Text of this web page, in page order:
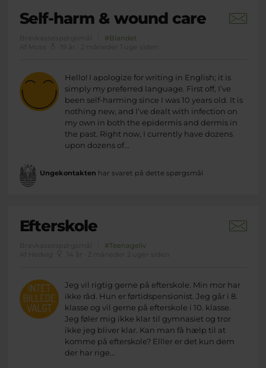
Self-harm & wound care
Brevkassespørgsmål
#Blandet
Af Moss
Hello! I apologize for writing in English; it is
simply my preferred language. First off, I’ve
been self-harming since I was 10 years old. It is
nothing new, and I’ve dealt with infection on
my own in both the epidermis and dermis in
the past. Right now, I currently have dozens
upon dozens of...
Ungekontakten har svaret på dette spørgsmål
Efterskole
Brevkassespørgsmål
#Teenageliv
Af Hedvig
14 år · 2 måneder 2 uger siden
Jeg vil rigtig gerne på efterskole. Min mor har
ikke råd. Hun er førtidspensionist. Jeg går i 8.
klasse og vil gerne på efterskole i 10. klasse.
Jeg føler mig ikke klar til gymnasiet og tror
ikke jeg bliver klar. Kan man få hælp til at
komme på efterskole? Elller er det kun dem
der har rige...